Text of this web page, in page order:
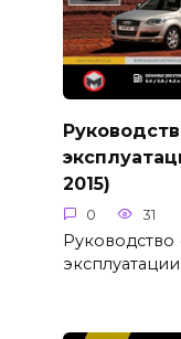
2015)
0 31
Руководство